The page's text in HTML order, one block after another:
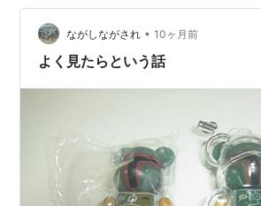
われることも書いた。 わたしはアリエ
買ったということを書いていたけど、
ながしながされ • 10ヶ月前
よく見たらという話